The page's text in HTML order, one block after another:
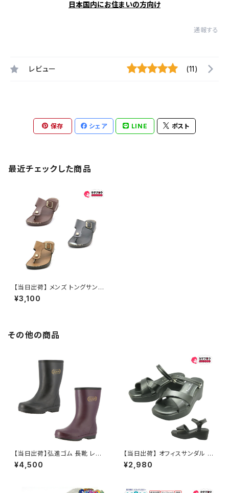
日本国内にお住まいの方向け
通報する
レビュー (11)
保存 シェア LINE ポスト
最近チェックした商品
【当日出荷】 メンズ トングサンダ
ル ビーチサンダル polistas 24
355 日本製 おしゃれ おすすめ
¥3,100
その他の商品
【当日出荷】弘進ゴム 長靴 レイ
ンブーツ ラバーブーツ アルマー
トライト ARL-239
¥4,500
【当日出荷】 オフィスサンダル レ
ディース Romeo Valentino
婦人2wayサンダル ad143011
¥2,980